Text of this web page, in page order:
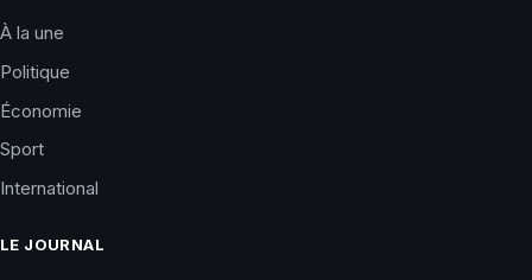
À la une
Politique
Économie
Sport
International
LE JOURNAL